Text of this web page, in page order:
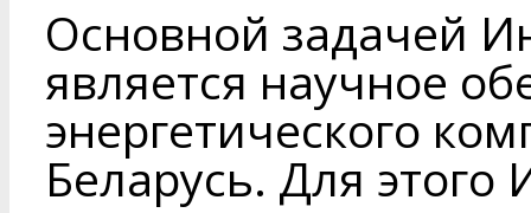
Основной задачей
является научное
энергетического
Беларусь. Для этого